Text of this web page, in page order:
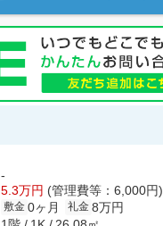
-
5.3万円 (管理費等：6,000円)
敷金 0ヶ月 礼金 8万円